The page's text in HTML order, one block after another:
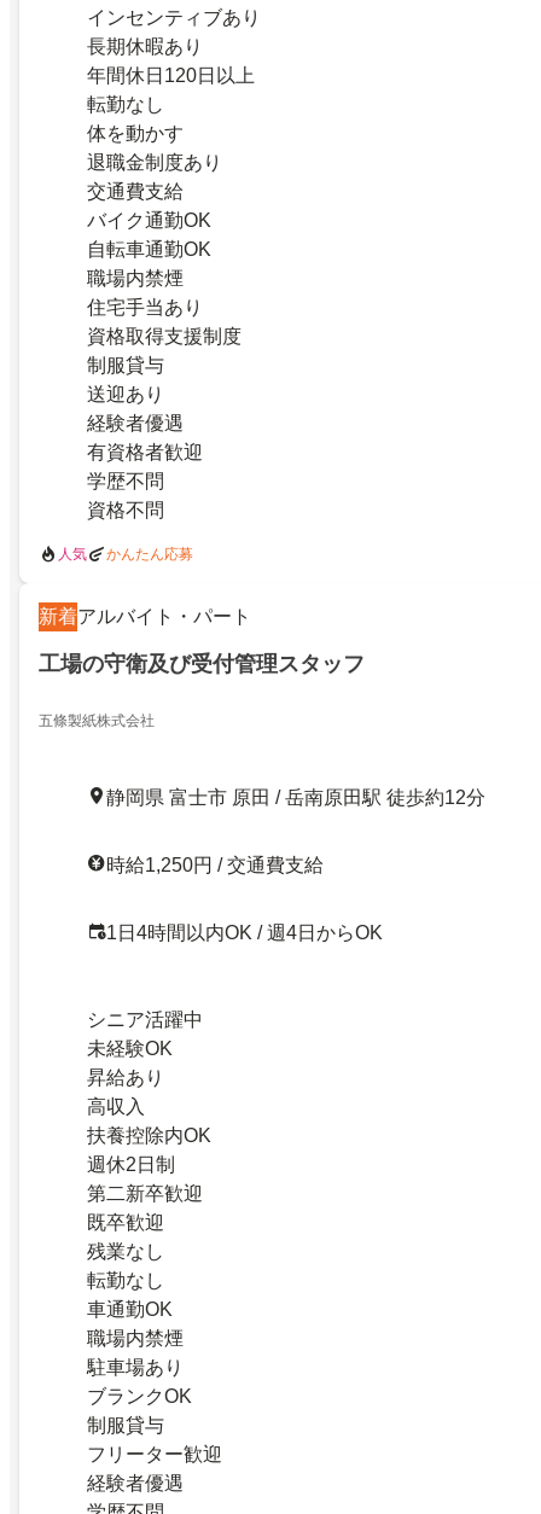
インセンティブあり
長期休暇あり
年間休日120日以上
転勤なし
体を動かす
退職金制度あり
交通費支給
バイク通勤OK
自転車通勤OK
職場内禁煙
住宅手当あり
資格取得支援制度
制服貸与
送迎あり
経験者優遇
有資格者歓迎
学歴不問
資格不問
人気 かんたん応募
新着アルバイト・パート
工場の守衛及び受付管理スタッフ
五條製紙株式会社
静岡県 富士市 原田 / 岳南原田駅 徒歩約12分
時給1,250円 / 交通費支給
1日4時間以内OK / 週4日からOK
シニア活躍中
未経験OK
昇給あり
高収入
扶養控除内OK
週休2日制
第二新卒歓迎
既卒歓迎
残業なし
転勤なし
車通勤OK
職場内禁煙
駐車場あり
ブランクOK
制服貸与
フリーター歓迎
経験者優遇